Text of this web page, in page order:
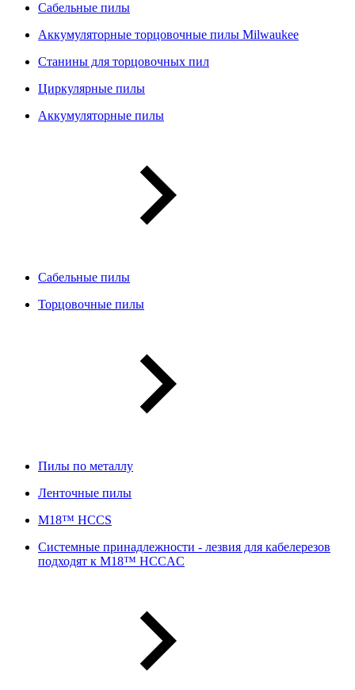
Сабельные пилы
Аккумуляторные торцовочные пилы Milwaukee
Станины для торцовочных пил
Циркулярные пилы
Аккумуляторные пилы
Сабельные пилы
Торцовочные пилы
Пилы по металлу
Ленточные пилы
M18™ HCCS
Системные принадлежности - лезвия для кабелерезов
подходят к M18™ HCCAC